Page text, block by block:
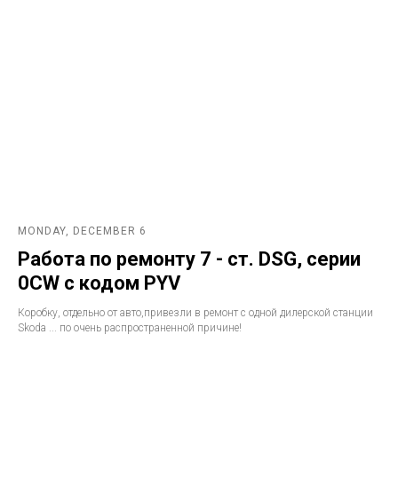
MONDAY, DECEMBER 6
Работа по ремонту 7 - ст. DSG, серии
0CW с кодом PYV
Коробку, отдельно от авто,привезли в ремонт с одной дилерской станции
Skoda ... по очень распространенной причине!